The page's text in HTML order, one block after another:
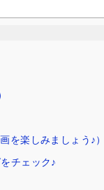
楽しみましょう♪）
チェック♪